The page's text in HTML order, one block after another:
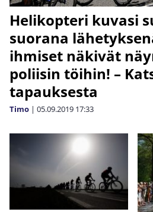
Helikopteri kuvasi
suorana
ihmiset näkivät
poliisin töihin! –
tapauksesta
Timo | 05.09.2019 17:33